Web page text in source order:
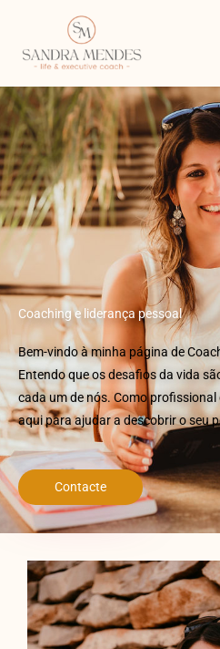
content
Coaching e liderança pessoal
Bem-vindo à minha página de
Entendo que os desafios da vida
cada um de nós. Como
aqui para ajudar a descobrir o seu
Contacte